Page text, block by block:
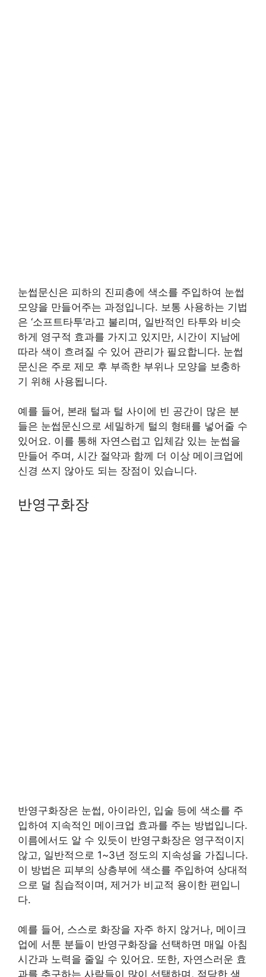
눈썹문신은 피하의 진피층에 색소를 주입하여 눈썹
모양을 만들어주는 과정입니다. 보통 사용하는 기법
은 ‘소프트타투’라고 불리며, 일반적인 타투와 비슷
하게 영구적 효과를 가지고 있지만, 시간이 지남에
따라 색이 흐려질 수 있어 관리가 필요합니다. 눈썹
문신은 주로 제모 후 부족한 부위나 모양을 보충하
기 위해 사용됩니다.
예를 들어, 본래 털과 털 사이에 빈 공간이 많은 분
들은 눈썹문신으로 세밀하게 털의 형태를 넣어줄 수
있어요. 이를 통해 자연스럽고 입체감 있는 눈썹을
만들어 주며, 시간 절약과 함께 더 이상 메이크업에
신경 쓰지 않아도 되는 장점이 있습니다.
반영구화장
반영구화장은 눈썹, 아이라인, 입술 등에 색소를 주
입하여 지속적인 메이크업 효과를 주는 방법입니다.
이름에서도 알 수 있듯이 반영구화장은 영구적이지
않고, 일반적으로 1~3년 정도의 지속성을 가집니다.
이 방법은 피부의 상층부에 색소를 주입하여 상대적
으로 덜 침습적이며, 제거가 비교적 용이한 편입니
다.
예를 들어, 스스로 화장을 자주 하지 않거나, 메이크
업에 서툰 분들이 반영구화장을 선택하면 매일 아침
시간과 노력을 줄일 수 있어요. 또한, 자연스러운 효
과를 추구하는 사람들이 많이 선택하며, 적당한 색